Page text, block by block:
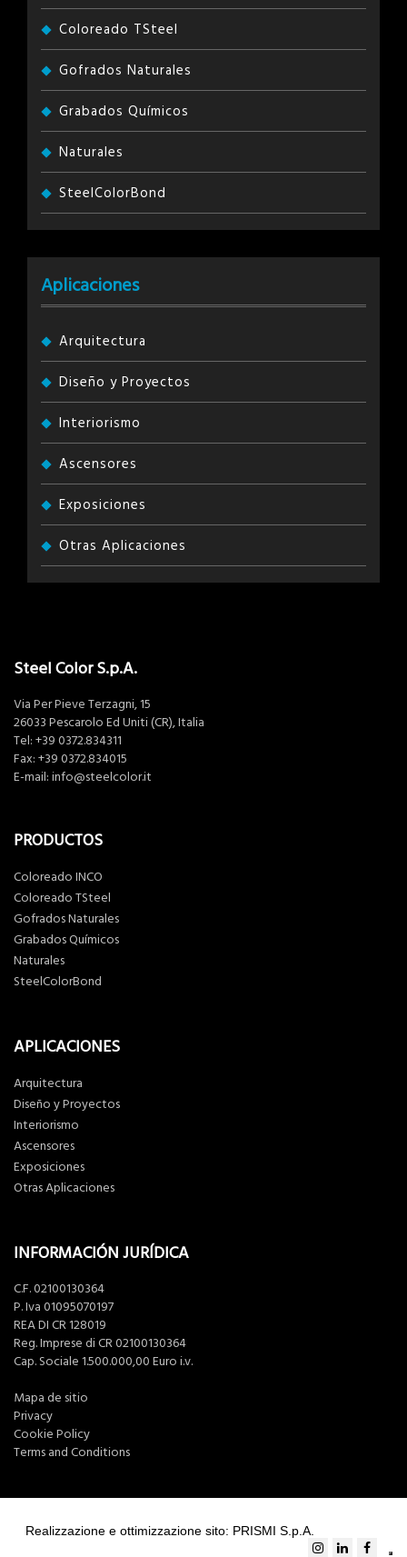
Coloreado TSteel
Gofrados Naturales
Grabados Químicos
Naturales
SteelColorBond
Aplicaciones
Arquitectura
Diseño y Proyectos
Interiorismo
Ascensores
Exposiciones
Otras Aplicaciones
Steel Color S.p.A.
Via Per Pieve Terzagni, 15
26033 Pescarolo Ed Uniti (CR), Italia
Tel: +39 0372.834311
Fax: +39 0372.834015
E-mail: info@steelcolor.it
PRODUCTOS
Coloreado INCO
Coloreado TSteel
Gofrados Naturales
Grabados Químicos
Naturales
SteelColorBond
APLICACIONES
Arquitectura
Diseño y Proyectos
Interiorismo
Ascensores
Exposiciones
Otras Aplicaciones
INFORMACIÓN JURÍDICA
C.F. 02100130364
P. Iva 01095070197
REA DI CR 128019
Reg. Imprese di CR 02100130364
Cap. Sociale 1.500.000,00 Euro i.v.
Mapa de sitio
Privacy
Cookie Policy
Terms and Conditions
Realizzazione e ottimizzazione sito: PRISMI S.p.A.